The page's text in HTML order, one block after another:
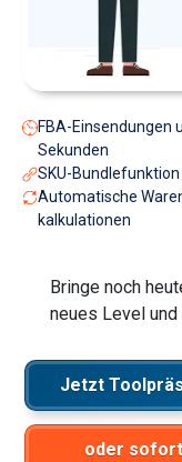
FBA-Einsendungen
Sekunden
SKU-Bundlefunktion
Automatische
kalkulationen
Bringe noch
neues Level
Jetzt
oder